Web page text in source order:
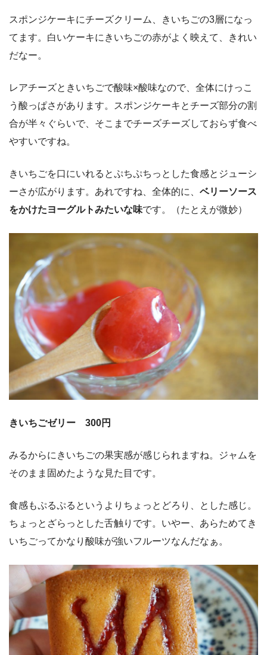
スポンジケーキにチーズクリーム、きいちごの3層になっ
てます。白いケーキにきいちごの赤がよく映えて、きれい
だなー。
レアチーズときいちごで酸味×酸味なので、全体にけっこ
う酸っぱさがあります。スポンジケーキとチーズ部分の割
合が半々ぐらいで、そこまでチーズチーズしておらず食べ
やすいですね。
きいちごを口にいれるとぷちぷちっとした食感とジューシ
ーさが広がります。あれですね、全体的に、 ベリーソース
をかけたヨーグルトみたいな味です。（たとえが微妙）
きいちごゼリー 300円
みるからにきいちごの果実感が感じられますね。ジャムを
そのまま固めたような見た目です。
食感もぷるぷるというよりちょっとどろり、とした感じ。
ちょっとざらっとした舌触りです。いやー、あらためてき
いちごってかなり酸味が強いフルーツなんだなぁ。